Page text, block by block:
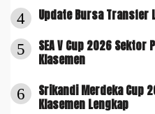
4 Update Bursa
5
SEA V Cup 2026
Klasemen
6
Srikandi Merdeka Cup
Klasemen Lengkap